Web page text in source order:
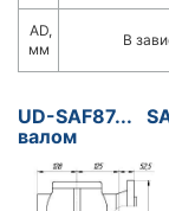
AD,
мм
В
UD-SAF87...
валом